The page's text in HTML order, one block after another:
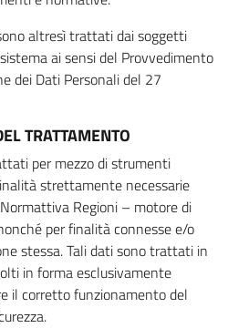
altresì trattati dai soggetti
ai sensi del Provvedimento
dei Dati Personali del 27
TRATTAMENTO
per mezzo di strumenti
strettamente necessarie
Regioni – motore di
per finalità connesse e/o
stessa. Tali dati sono trattati in
in forma esclusivamente
il corretto funzionamento del